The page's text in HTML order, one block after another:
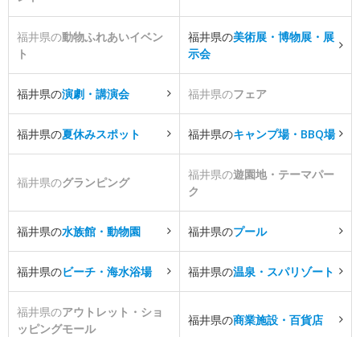
福井県の動物ふれあいイベン
ト
福井県の美術展・博物展・展
示会
福井県の演劇・講演会 福井県のフェア
福井県の夏休みスポット 福井県のキャンプ場・BBQ場
福井県のグランピング
福井県の遊園地・テーマパー
ク
福井県の水族館・動物園 福井県のプール
福井県のビーチ・海水浴場 福井県の温泉・スパリゾート
福井県のアウトレット・ショ
ッピングモール
福井県の商業施設・百貨店